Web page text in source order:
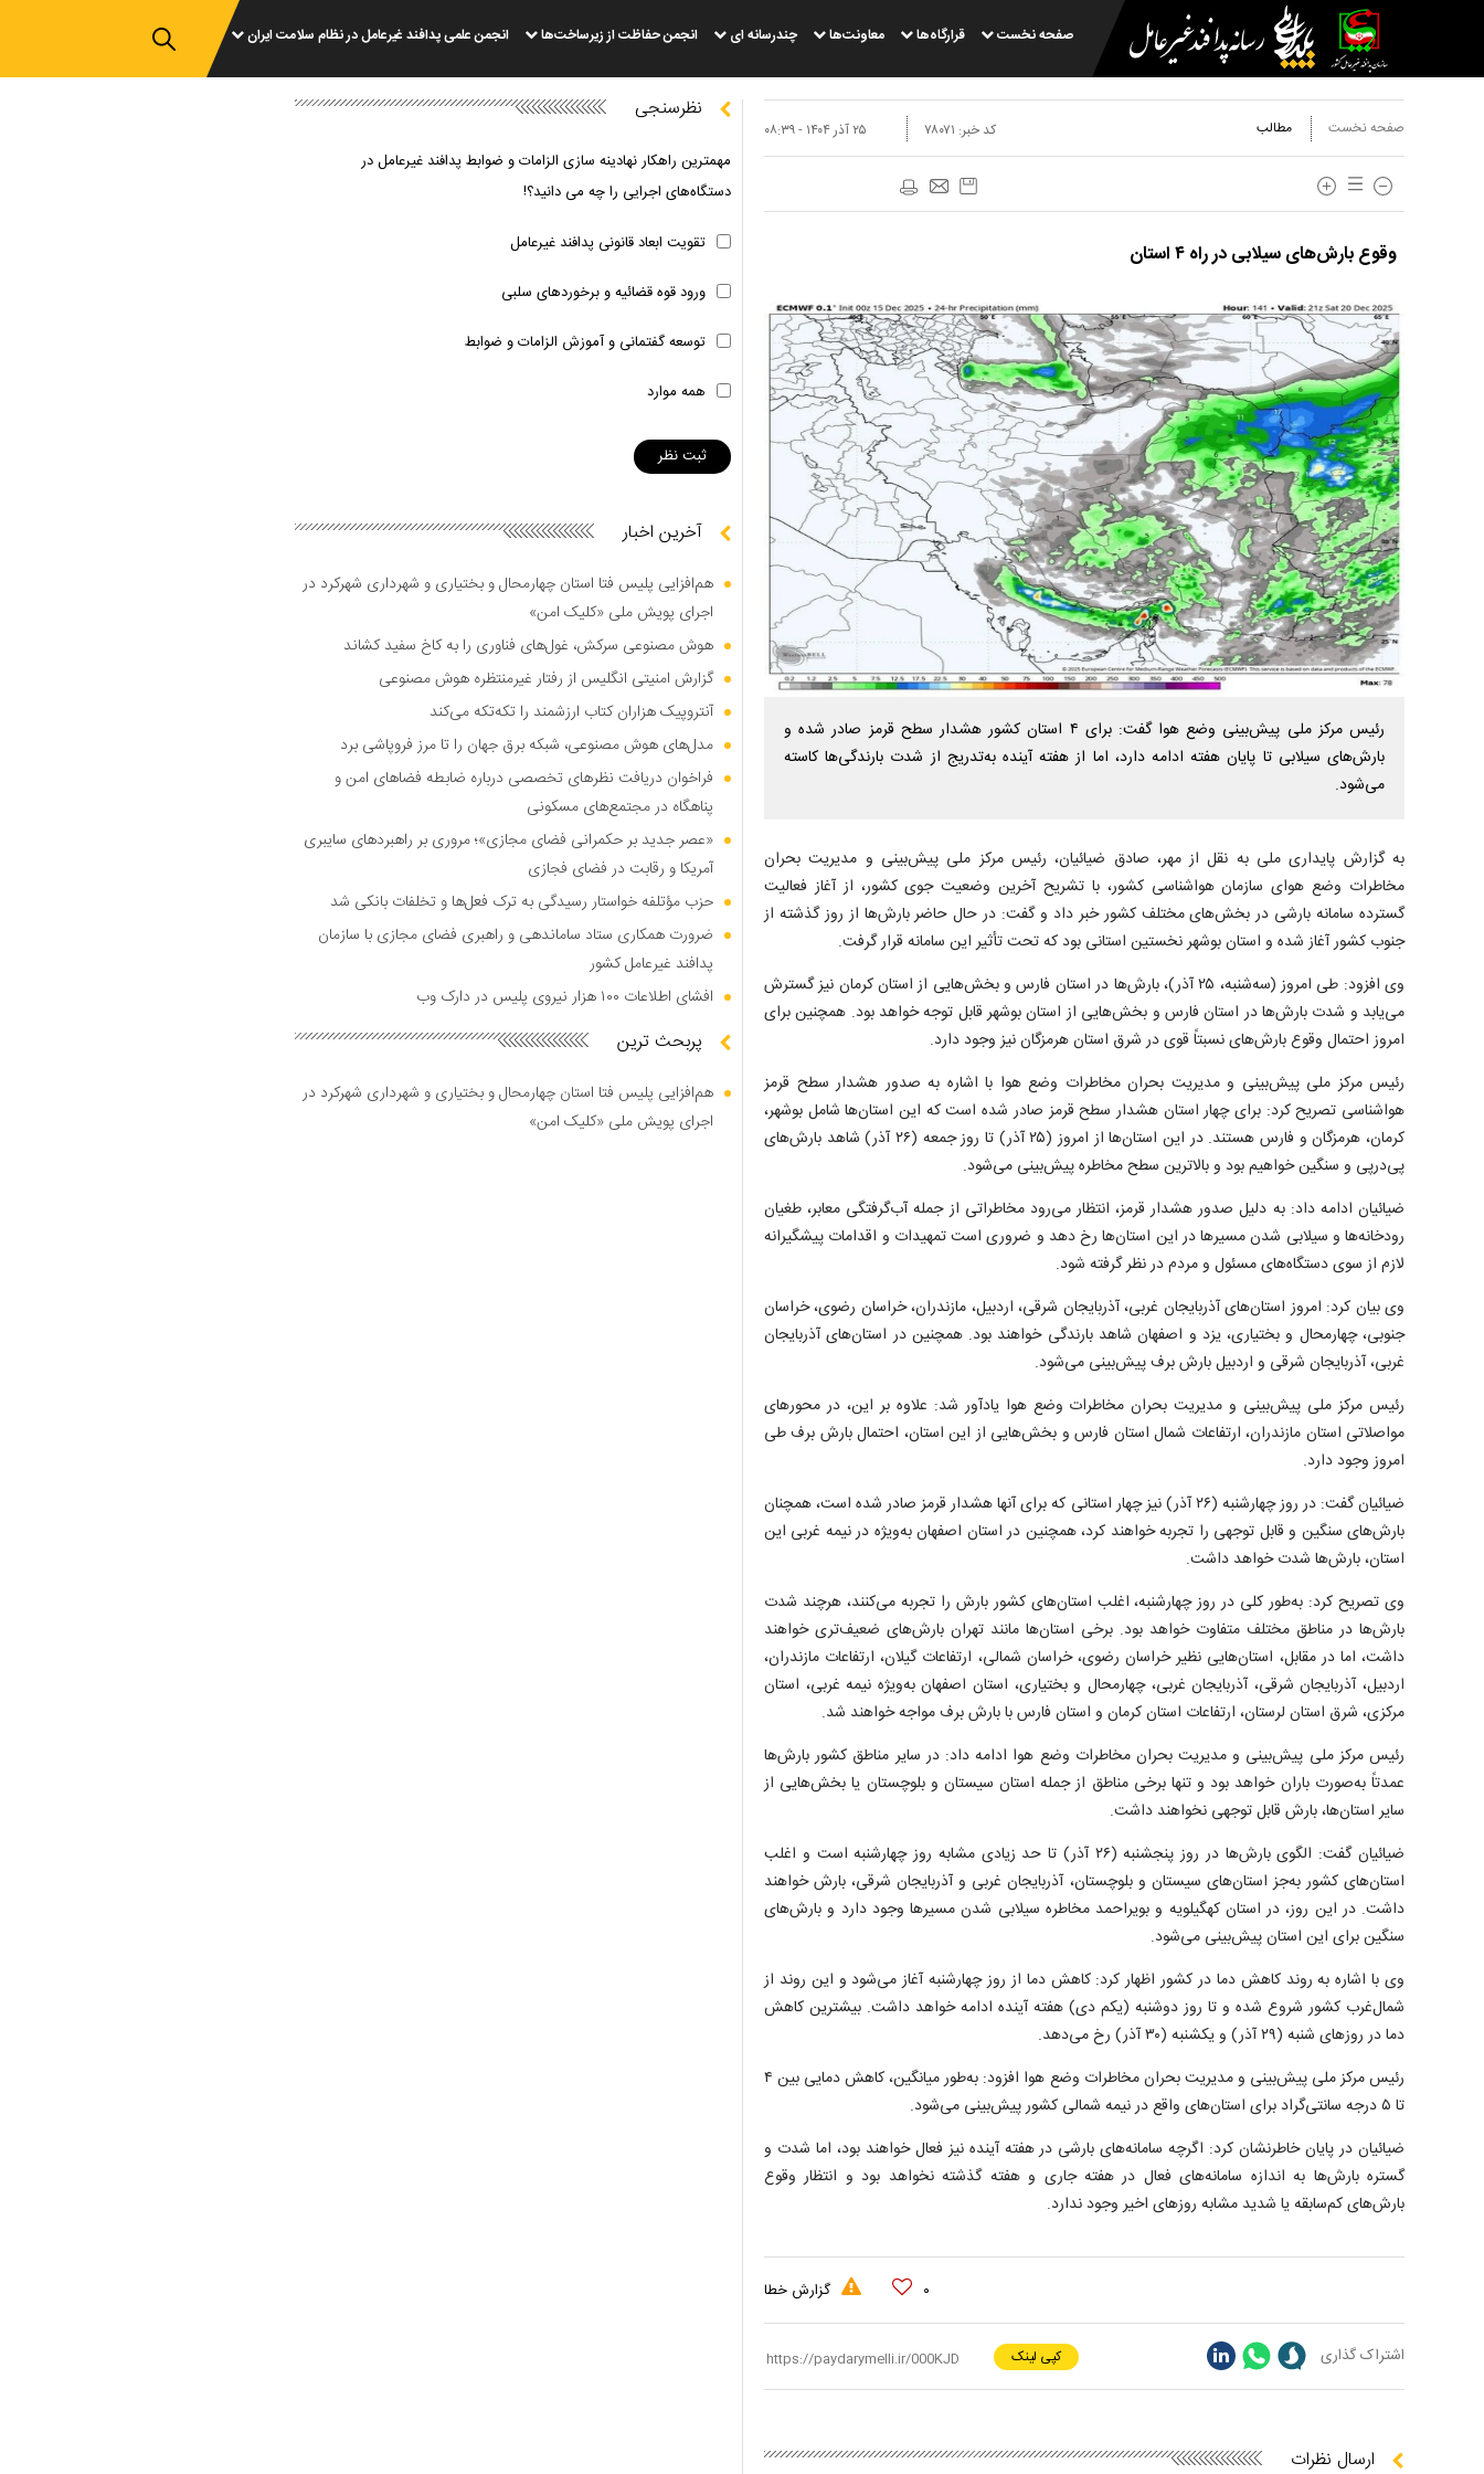
صفحه نخست قرارگاه‌ها معاونت‌ها چندرسانه ای انجمن حفاظت از زیرساخت‌ها انجمن علمی پدافند غیرعامل در نظام سلامت ایران
صفحه نخست مطالب ۲۵ آذر ۱۴۰۴ - ۰۸:۳۹ کد خبر: ۷۸۰۷۱
وقوع بارش‌های سیلابی در راه ۴ استان
رئیس مرکز ملی پیش‌بینی وضع هوا گفت: برای ۴ استان کشور هشدار سطح قرمز صادر شده و
بارش‌های سیلابی تا پایان هفته ادامه دارد، اما از هفته آینده به‌تدریج از شدت بارندگی‌ها کاسته
می‌شود.
به گزارش پایداری ملی به نقل از مهر، صادق ضیائیان، رئیس مرکز ملی پیش‌بینی و مدیریت بحران
مخاطرات وضع هوای سازمان هواشناسی کشور، با تشریح آخرین وضعیت جوی کشور، از آغاز فعالیت
گسترده سامانه بارشی در بخش‌های مختلف کشور خبر داد و گفت: در حال حاضر بارش‌ها از روز گذشته از
جنوب کشور آغاز شده و استان بوشهر نخستین استانی بود که تحت تأثیر این سامانه قرار گرفت.
وی افزود: طی امروز (سه‌شنبه، ۲۵ آذر)، بارش‌ها در استان فارس و بخش‌هایی از استان کرمان نیز گسترش
می‌یابد و شدت بارش‌ها در استان فارس و بخش‌هایی از استان بوشهر قابل توجه خواهد بود. همچنین برای
امروز احتمال وقوع بارش‌های نسبتاً قوی در شرق استان هرمزگان نیز وجود دارد.
رئیس مرکز ملی پیش‌بینی و مدیریت بحران مخاطرات وضع هوا با اشاره به صدور هشدار سطح قرمز
هواشناسی تصریح کرد: برای چهار استان هشدار سطح قرمز صادر شده است که این استان‌ها شامل بوشهر،
کرمان، هرمزگان و فارس هستند. در این استان‌ها از امروز (۲۵ آذر) تا روز جمعه (۲۶ آذر) شاهد بارش‌های
پی‌درپی و سنگین خواهیم بود و بالاترین سطح مخاطره پیش‌بینی می‌شود.
ضیائیان ادامه داد: به دلیل صدور هشدار قرمز، انتظار می‌رود مخاطراتی از جمله آب‌گرفتگی معابر، طغیان
رودخانه‌ها و سیلابی شدن مسیرها در این استان‌ها رخ دهد و ضروری است تمهیدات و اقدامات پیشگیرانه
لازم از سوی دستگاه‌های مسئول و مردم در نظر گرفته شود.
وی بیان کرد: امروز استان‌های آذربایجان غربی، آذربایجان شرقی، اردبیل، مازندران، خراسان رضوی، خراسان
جنوبی، چهارمحال و بختیاری، یزد و اصفهان شاهد بارندگی خواهند بود. همچنین در استان‌های آذربایجان
غربی، آذربایجان شرقی و اردبیل بارش برف پیش‌بینی می‌شود.
رئیس مرکز ملی پیش‌بینی و مدیریت بحران مخاطرات وضع هوا یادآور شد: علاوه بر این، در محورهای
مواصلاتی استان مازندران، ارتفاعات شمال استان فارس و بخش‌هایی از این استان، احتمال بارش برف طی
امروز وجود دارد.
ضیائیان گفت: در روز چهارشنبه (۲۶ آذر) نیز چهار استانی که برای آنها هشدار قرمز صادر شده است، همچنان
بارش‌های سنگین و قابل توجهی را تجربه خواهند کرد، همچنین در استان اصفهان به‌ویژه در نیمه غربی این
استان، بارش‌ها شدت خواهد داشت.
وی تصریح کرد: به‌طور کلی در روز چهارشنبه، اغلب استان‌های کشور بارش را تجربه می‌کنند، هرچند شدت
بارش‌ها در مناطق مختلف متفاوت خواهد بود. برخی استان‌ها مانند تهران بارش‌های ضعیف‌تری خواهند
داشت، اما در مقابل، استان‌هایی نظیر خراسان رضوی، خراسان شمالی، ارتفاعات گیلان، ارتفاعات مازندران،
اردبیل، آذربایجان شرقی، آذربایجان غربی، چهارمحال و بختیاری، استان اصفهان به‌ویژه نیمه غربی، استان
مرکزی، شرق استان لرستان، ارتفاعات استان کرمان و استان فارس با بارش برف مواجه خواهند شد.
رئیس مرکز ملی پیش‌بینی و مدیریت بحران مخاطرات وضع هوا ادامه داد: در سایر مناطق کشور بارش‌ها
عمدتاً به‌صورت باران خواهد بود و تنها برخی مناطق از جمله استان سیستان و بلوچستان یا بخش‌هایی از
سایر استان‌ها، بارش قابل توجهی نخواهند داشت.
ضیائیان گفت: الگوی بارش‌ها در روز پنجشنبه (۲۶ آذر) تا حد زیادی مشابه روز چهارشنبه است و اغلب
استان‌های کشور به‌جز استان‌های سیستان و بلوچستان، آذربایجان غربی و آذربایجان شرقی، بارش خواهند
داشت. در این روز، در استان کهگیلویه و بویراحمد مخاطره سیلابی شدن مسیرها وجود دارد و بارش‌های
سنگین برای این استان پیش‌بینی می‌شود.
وی با اشاره به روند کاهش دما در کشور اظهار کرد: کاهش دما از روز چهارشنبه آغاز می‌شود و این روند از
شمال‌غرب کشور شروع شده و تا روز دوشنبه (یکم دی) هفته آینده ادامه خواهد داشت. بیشترین کاهش
دما در روزهای شنبه (۲۹ آذر) و یکشنبه (۳۰ آذر) رخ می‌دهد.
رئیس مرکز ملی پیش‌بینی و مدیریت بحران مخاطرات وضع هوا افزود: به‌طور میانگین، کاهش دمایی بین ۴
تا ۵ درجه سانتی‌گراد برای استان‌های واقع در نیمه شمالی کشور پیش‌بینی می‌شود.
ضیائیان در پایان خاطرنشان کرد: اگرچه سامانه‌های بارشی در هفته آینده نیز فعال خواهند بود، اما شدت و
گستره بارش‌ها به اندازه سامانه‌های فعال در هفته جاری و هفته گذشته نخواهد بود و انتظار وقوع
بارش‌های کم‌سابقه یا شدید مشابه روزهای اخیر وجود ندارد.
۰ گزارش خطا
اشتراک گذاری کپی لینک
ارسال نظرات
نظرسنجی
مهمترین راهکار نهادینه سازی الزامات و ضوابط پدافند غیرعامل در
دستگاه‌های اجرایی را چه می دانید؟!
تقویت ابعاد قانونی پدافند غیرعامل
ورود قوه قضائیه و برخوردهای سلبی
توسعه گفتمانی و آموزش الزامات و ضوابط
همه موارد
آخرین اخبار
هم‌افزایی پلیس فتا استان چهارمحال و بختیاری و شهرداری شهرکرد در
اجرای پویش ملی «کلیک امن»
هوش مصنوعی سرکش، غول‌های فناوری را به کاخ سفید کشاند
گزارش امنیتی انگلیس از رفتار غیرمنتظره هوش مصنوعی
آنتروپیک هزاران کتاب ارزشمند را تکه‌تکه می‌کند
مدل‌های هوش مصنوعی، شبکه برق جهان را تا مرز فروپاشی برد
فراخوان دریافت نظر‌های تخصصی درباره ضابطه فضا‌های امن و
پناهگاه در مجتمع‌های مسکونی
«عصر جدید بر حکمرانی فضای مجازی»؛ مروری بر راهبرد‌های سایبری
آمریکا و رقابت در فضای فجازی
حزب مؤتلفه خواستار رسیدگی به ترک فعل‌ها و تخلفات بانکی شد
ضرورت همکاری ستاد ساماندهی و راهبری فضای مجازی با سازمان
پدافند غیرعامل کشور
افشای اطلاعات ۱۰۰ هزار نیروی پلیس در دارک وب
پربحث ترین
هم‌افزایی پلیس فتا استان چهارمحال و بختیاری و شهرداری شهرکرد در
اجرای پویش ملی «کلیک امن»